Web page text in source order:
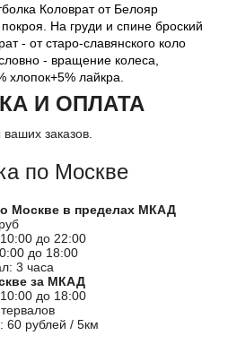
Коловрат от Белояр
На груди и спине броский
- от старо-славянского коло
- вращение колеса,
хлопок+5% лайкра.
И ОПЛАТА
заказов.
по Москве
Москве в пределах МКАД
до 22:00
до 18:00
3 часа
за МКАД
до 18:00
60 рублей / 5км